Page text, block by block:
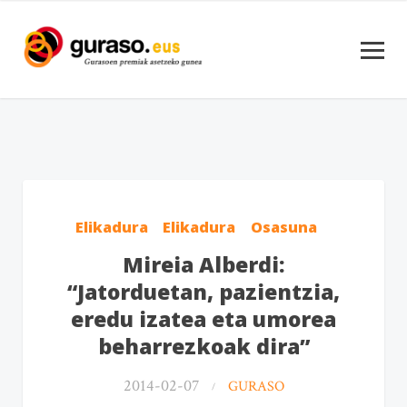
Elikadura Elikadura Osasuna
Mireia Alberdi:
“Jatorduetan, pazientzia,
eredu izatea eta umorea
beharrezkoak dira”
2014-02-07 GURASO